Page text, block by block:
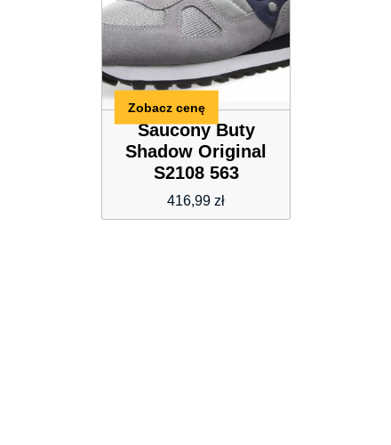
Saucony Buty
Shadow Original
S2108 563
416,99 zł
Zobacz cenę